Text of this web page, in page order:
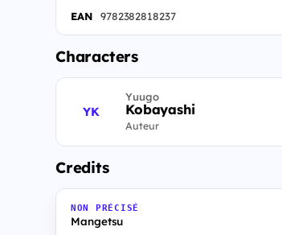
EAN 9782382818237
Characters
YK
Yuugo
Kobayashi
Auteur
Credits
NON PRÉCISÉ
Mangetsu